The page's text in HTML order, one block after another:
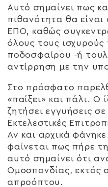
Αυτό σημαίνει πως
πιθανότητα θα
ΕΠΟ, καθώς
όλους τους ισχυρούς
ποδοσφαίρου -ή
αντίρρηση με την
Στο πρόσφατο
«παίξει» και πάλι. Ο
ζητήσει εγγυήσεις
Εκτελεστικές
Αν και αρχικά
φαίνεται πως πήρε
αυτό σημαίνει ότι
Ομοσπονδίας, εκτός
απροόπτου.